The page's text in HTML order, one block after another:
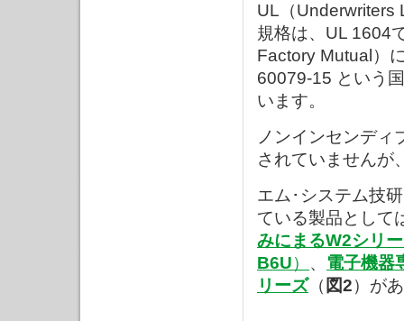
UL（Underwriters
規格は、UL 1604
Factory Mutual）
60079-15 という
います。
ノンインセンディ
されていませんが
エム･システム技
ている製品として
みにまるW2シリ
B6U） 、 電子機器
リーズ（ 図2）が